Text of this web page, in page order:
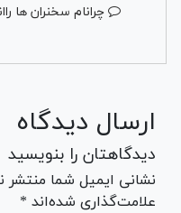
چرانام سخنران ها
ارسال دیدگاه
دیدگاهتان را بنویسید
نشانی ایمیل شما
علامت‌گذاری شده‌اند *